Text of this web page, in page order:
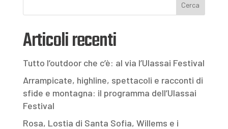
Cerca
Articoli recenti
Tutto l’outdoor che c’è: al via l’Ulassai Festival
Arrampicate, highline, spettacoli e racconti di
sfide e montagna: il programma dell’Ulassai
Festival
Rosa, Lostia di Santa Sofia, Willems e i